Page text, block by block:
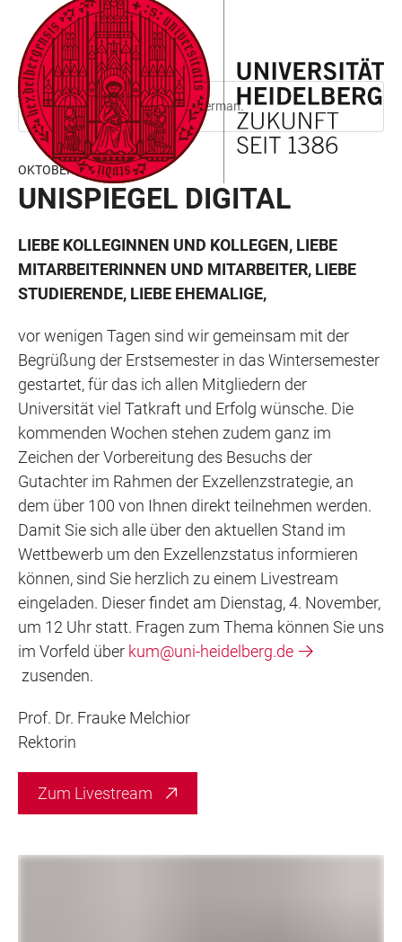
ACCESSIBILITY
LINKS
JUMP
TO
MAIN
CONTENT
OPEN
MAIN
NAVIGATION
OPEN
SEARCH
FORM
This page is only available in German.
OKTOBER 2025
UNISPIEGEL DIGITAL
LIEBE KOLLEGINNEN UND KOLLEGEN, LIEBE
MITARBEITERINNEN UND MITARBEITER, LIEBE
STUDIERENDE, LIEBE EHEMALIGE,
vor wenigen Tagen sind wir gemeinsam mit der
Begrüßung der Erstsemester in das Wintersemester
gestartet, für das ich allen Mitgliedern der
Universität viel Tatkraft und Erfolg wünsche. Die
kommenden Wochen stehen zudem ganz im
Zeichen der Vorbereitung des Besuchs der
Gutachter im Rahmen der Exzellenzstrategie, an
dem über 100 von Ihnen direkt teilnehmen werden.
Damit Sie sich alle über den aktuellen Stand im
Wettbewerb um den Exzellenzstatus informieren
können, sind Sie herzlich zu einem Livestream
eingeladen. Dieser findet am Dienstag, 4. November,
um 12 Uhr statt. Fragen zum Thema können Sie uns
im Vorfeld über kum@uni-heidelberg.de
zusenden.
Prof. Dr. Frauke Melchior
Rektorin
Zum Livestream